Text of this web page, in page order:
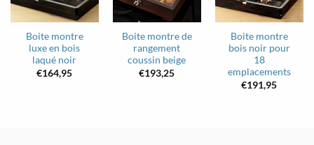
Boite montre
luxe en bois
laqué noir
€164,95
Boite montre de
rangement
coussin beige
€193,25
Boite montre
bois noir pour
18
emplacements
€191,95